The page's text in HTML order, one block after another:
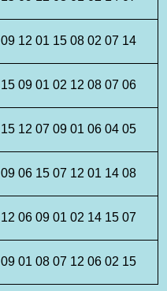
09 12 01 15 08 02 07 14
15 09 01 02 12 08 07 06
15 12 07 09 01 06 04 05
09 06 15 07 12 01 14 08
12 06 09 01 02 14 15 07
09 01 08 07 12 06 02 15